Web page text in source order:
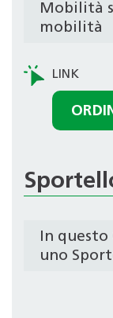
Mobilità
mobilità
In
uno